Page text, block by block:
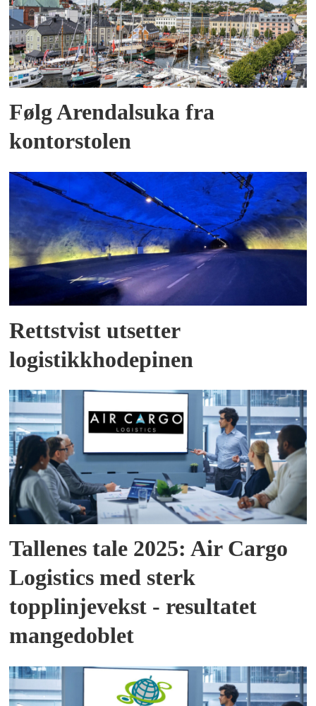
Følg Arendalsuka fra
kontorstolen
Rettstvist utsetter
logistikkhodepinen
Tallenes tale 2025: Air Cargo
Logistics med sterk
topplinjevekst - resultatet
mangedoblet